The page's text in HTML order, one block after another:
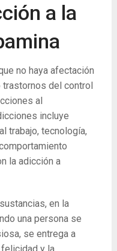
a la
no haya afectación
del control
al
incluye
trabajo, tecnología,
la adicción a
en la
una persona se
se entrega a